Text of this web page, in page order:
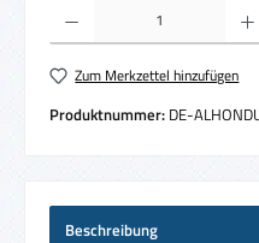
Produkt Anzahl: Gib den
Zum Merkzettel hinzufügen
Produktnummer: DE-
Beschreibung